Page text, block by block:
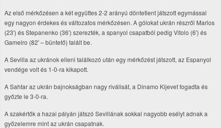
Az első mérkőzésen a két együttes 2-2 arányú döntetlent játszott egymással
egy nagyon érdekes és változatos mérkőzésen. A gólokat ukrán részről Marlos
(23′) és Stepanenko (36′) szerezték, a spanyol csapatból pedig Vitolo (6′) és
Gameiro (82′ – büntető) talált be.
A Sevilla az ukránok elleni találkozó után egy mérkőzést játszott, az Espanyol
vendége volt és 1-0-ra kikapott.
A Sahtar az ukrán bajnokságban nagy riválisát, a Dinamo Kijevet fogadta és
győzte le 3-0-ra.
A szakértők a hazai pályán játszó Sevillának sokkal nagyobb esélyt adnak a
győzelemre mint az ukrán csapatnak.